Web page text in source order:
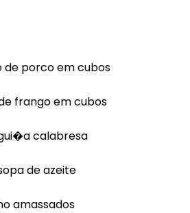
de porco em cubos
frango em cubos
calabresa
de azeite
amassados